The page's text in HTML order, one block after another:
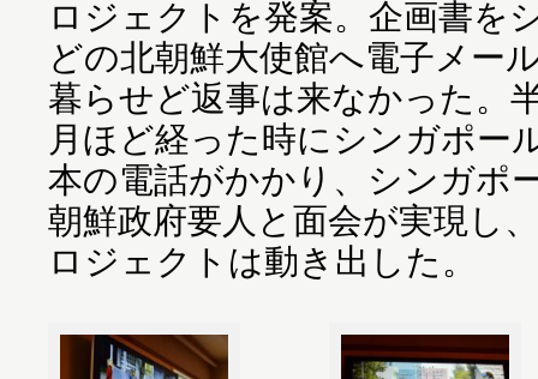
ロジェクトを発案。企画書を
どの北朝鮮大使館へ電子メー
暮らせど返事は来なかった。
月ほど経った時にシンガポー
本の電話がかかり、シンガポ
朝鮮政府要人と面会が実現し
ロジェクトは動き出した。